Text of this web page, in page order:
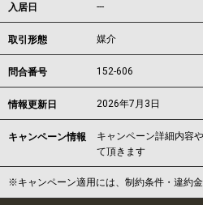
入居日 ---
取引形態 媒介
問合番号 152-606
情報更新日 2026年7月3日
キャンペーン情報
キャンペーン詳細内容
て頂きます
※キャンペーン適用には、制約条件・違約